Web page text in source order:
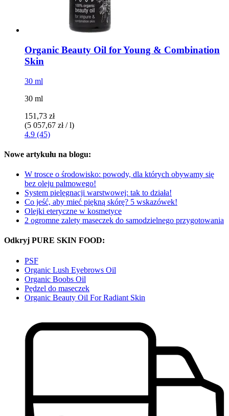
Organic Beauty Oil for Young & Combination
Skin
30 ml
30 ml
151,73 zł
(5 057,67 zł / l)
4.9 (45)
Nowe artykułu na blogu:
W trosce o środowisko: powody, dla których obywamy się
bez oleju palmowego!
System pielęgnacji warstwowej: tak to działa!
Co jeść, aby mieć piękną skórę? 5 wskazówek!
Olejki eteryczne w kosmetyce
2 ogromne zalety maseczek do samodzielnego przygotowania
Odkryj PURE SKIN FOOD:
PSF
Organic Lush Eyebrows Oil
Organic Boobs Oil
Pędzel do maseczek
Organic Beauty Oil For Radiant Skin